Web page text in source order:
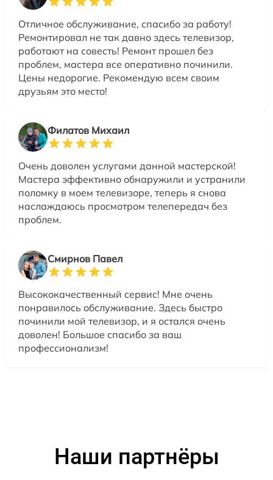
Отличное обслуживание, спасибо за работу!
Ремонтировал не так давно здесь телевизор,
работают на совесть! Ремонт прошел без
проблем, мастера все оперативно починили.
Цены недорогие. Рекомендую всем своим
друзьям это место!
Филатов Михаил
Очень доволен услугами данной мастерской!
Мастера эффективно обнаружили и устранили
поломку в моем телевизоре, теперь я снова
наслаждаюсь просмотром телепередач без
проблем.
Смирнов Павел
Высококачественный сервис! Мне очень
понравилось обслуживание. Здесь быстро
починили мой телевизор, и я остался очень
доволен! Большое спасибо за ваш
профессионализм!
Наши партнёры